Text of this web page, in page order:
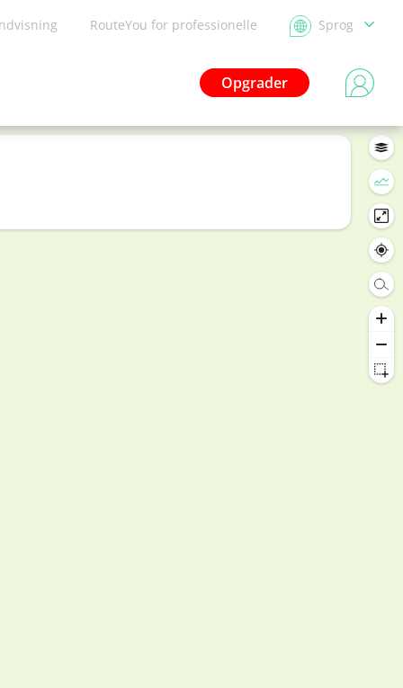
RouteYou for professionelle Sprog
Opgrader